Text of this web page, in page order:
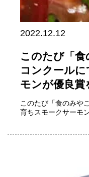
2022.12.12
このたび「食
コンクール
モンが優良賞
このたび「食のみや
育ちスモークサーモ